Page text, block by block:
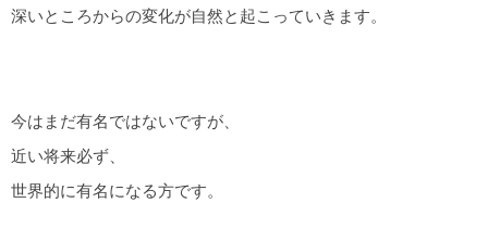
深いところからの変化が自然と起こっていきます。
今はまだ有名ではないですが、
近い将来必ず、
世界的に有名になる方です。